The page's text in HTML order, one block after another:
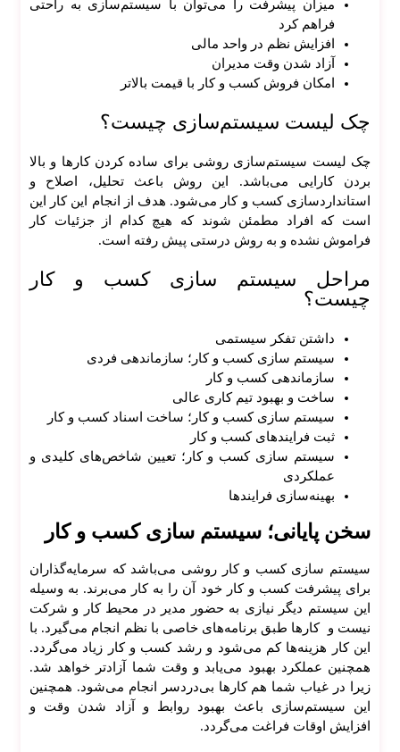
میزان پیشرفت را می‌توان با سیستم‌سازی به راحتی
فراهم کرد
افزایش نظم در واحد مالی
آزاد شدن وقت مدیران
امکان فروش کسب و کار با قیمت بالاتر
چک لیست سیستم‌سازی چیست؟
چک لیست سیستم‌سازی روشی برای ساده کردن کار‌ها و بالا
بردن کارایی می‌باشد. این روش باعث تحلیل، اصلاح و
استانداردسازی کسب و کار می‌شود. هدف از انجام این کار این
است که افراد مطمئن شوند که هیچ کدام از جزئیات کار
فراموش نشده و به روش درستی پیش رفته است.
مراحل سیستم سازی کسب و کار
چیست؟
داشتن تفکر سیستمی
سیستم سازی کسب و کار؛ سازماندهی فردی
سازماندهی کسب و کار
ساخت و بهبود تیم کاری عالی
سیستم سازی کسب و کار؛ ساخت اسناد کسب و کار
ثبت فرایند‌های کسب و کار
سیستم سازی کسب و کار؛ تعیین شاخص‌های کلیدی و
عملکردی
بهینه‌سازی فرایند‌ها
سخن پایانی؛ سیستم سازی کسب و کار
سیستم سازی کسب و کار روشی می‌باشد که سرمایه‌گذاران
برای پیشرفت کسب و کار خود آن را به کار می‌برند. به وسیله
این سیستم دیگر نیازی به حضور مدیر در محیط کار و شرکت
نیست و کار‌ها طبق برنامه‌های خاصی با نظم انجام می‌گیرد. با
این کار هزینه‌ها کم می‌شود و رشد کسب و کار زیاد می‌گردد.
همچنین عملکرد بهبود می‌یابد و وقت شما آزادتر خواهد شد.
زیرا در غیاب شما هم کار‌ها بی‌دردسر انجام می‌شود. همچنین
این سیستم‌سازی باعث بهبود روابط و آزاد شدن وقت و
افزایش اوقات فراغت می‌گردد.